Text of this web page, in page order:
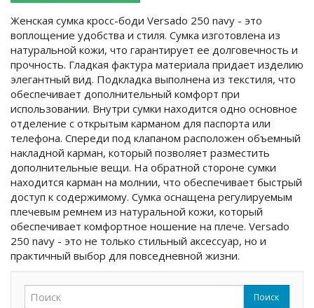
Женская сумка кросс-боди Versado 250 navy - это
воплощение удобства и стиля. Сумка изготовлена из
натуральной кожи, что гарантирует ее долговечность и
прочность. Гладкая фактура материала придает изделию
элегантный вид. Подкладка выполнена из текстиля, что
обеспечивает дополнительный комфорт при
использовании. Внутри сумки находится одно основное
отделение с открытым карманом для паспорта или
телефона. Спереди под клапаном расположен объемный
накладной карман, который позволяет разместить
дополнительные вещи. На обратной стороне сумки
находится карман на молнии, что обеспечивает быстрый
доступ к содержимому. Сумка оснащена регулируемым
плечевым ремнем из натуральной кожи, который
обеспечивает комфортное ношение на плече. Versado
250 navy - это не только стильный аксессуар, но и
практичный выбор для повседневной жизни.
Поиск